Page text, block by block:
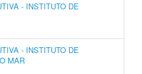
- INSTITUTO DE
- INSTITUTO DE
MAR